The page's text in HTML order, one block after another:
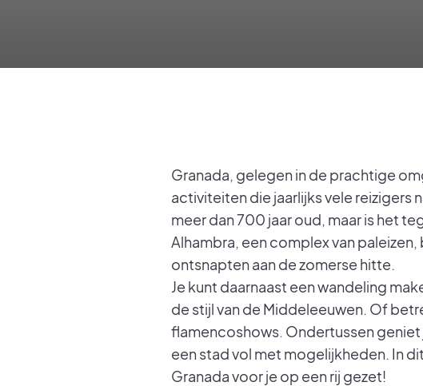
Granada, gelegen in de prachtige
activiteiten die jaarlijks vele reizigers
meer dan 700 jaar oud, maar is het
Alhambra, een complex van
ontsnapten aan de zomerse hitte.
Je kunt daarnaast een wandeling
de stijl van de Middeleeuwen. Of
flamencoshows. Ondertussen geniet
een stad vol met mogelijkheden. In
Granada voor je op een rij gezet!